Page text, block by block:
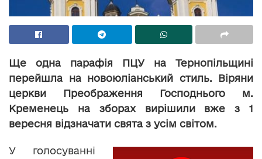
Ще одна парафія ПЦУ на Тернопільщині
перейшла на новоюліанський стиль. Віряни
церкви Преображення Господнього м.
Кременець на зборах вирішили вже з 1
вересня відзначати свята з усім світом.
У голосуванні